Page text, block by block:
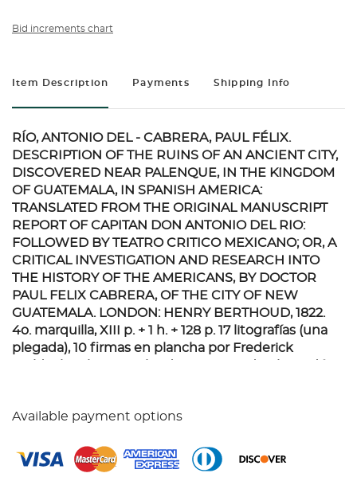
Bid increments chart
Item Description Payments Shipping Info
RÍO, ANTONIO DEL - CABRERA, PAUL FÉLIX.
DESCRIPTION OF THE RUINS OF AN ANCIENT CITY,
DISCOVERED NEAR PALENQUE, IN THE KINGDOM
OF GUATEMALA, IN SPANISH AMERICA:
TRANSLATED FROM THE ORIGINAL MANUSCRIPT
REPORT OF CAPITAN DON ANTONIO DEL RIO:
FOLLOWED BY TEATRO CRITICO MEXICANO; OR, A
CRITICAL INVESTIGATION AND RESEARCH INTO
THE HISTORY OF THE AMERICANS, BY DOCTOR
PAUL FELIX CABRERA, OF THE CITY OF NEW
GUATEMALA. LONDON: HENRY BERTHOUD, 1822.
4o. marquilla, XIII p. + 1 h. + 128 p. 17 litografías (una
plegada), 10 firmas en plancha por Frederick
Algunas páginas y láminas con ligeras manchas de
lomo en piel. Palau: 268187. Sabin: 71446. Esta obra
es conocida por ser el primer texto que recoge las
Available payment options